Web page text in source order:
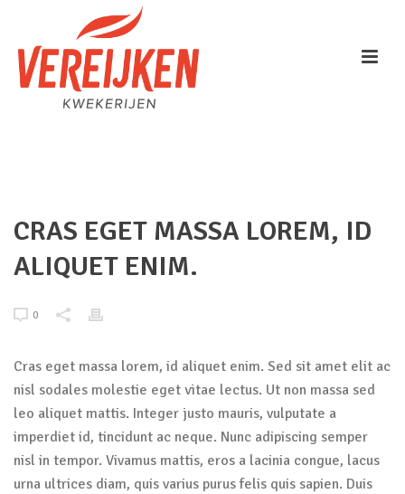
CRAS EGET MASSA LOREM, ID
ALIQUET ENIM.
0
Cras eget massa lorem, id aliquet enim. Sed sit amet elit ac
nisl sodales molestie eget vitae lectus. Ut non massa sed
leo aliquet mattis. Integer justo mauris, vulputate a
imperdiet id, tincidunt ac neque. Nunc adipiscing semper
nisl in tempor. Vivamus mattis, eros a lacinia congue, lacus
urna ultrices diam, quis varius purus felis quis sapien. Duis